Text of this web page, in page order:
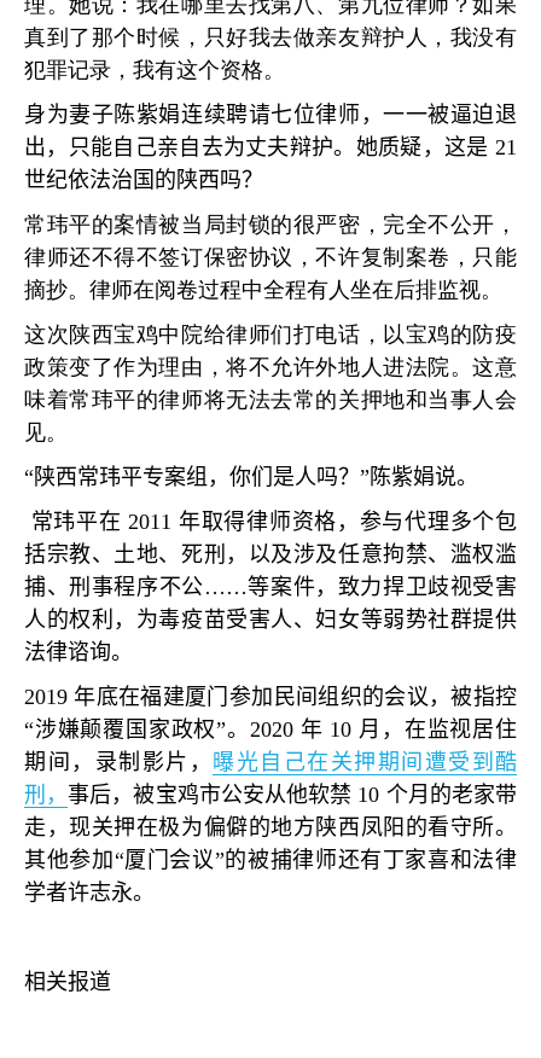
理。她说：我在哪里去找第八、第九位律师？如果
真到了那个时候，只好我去做亲友辩护人，我没有
犯罪记录，我有这个资格。
身为妻子陈紫娟连续聘请七位律师，一一被逼迫退
出，只能自己亲自去为丈夫辩护。她质疑，这是 21
世纪依法治国的陕西吗？
常玮平的案情被当局封锁的很严密，完全不公开，
律师还不得不签订保密协议，不许复制案卷，只能
摘抄。律师在阅卷过程中全程有人坐在后排监视。
这次陕西宝鸡中院给律师们打电话，以宝鸡的防疫
政策变了作为理由，将不允许外地人进法院。这意
味着常玮平的律师将无法去常的关押地和当事人会
见。
“陕西常玮平专案组，你们是人吗？ ” 陈紫娟说。
常玮平在 2011年取得律师资格，参与代理多个包
括宗教、土地、死刑，以及涉及任意拘禁、滥权滥
捕、刑事程序不公 ……等案件，致力捍卫歧视受害
人的权利，为毒疫苗受害人、妇女等弱势社群提供
法律谘询。
2019年底在福建厦门参加民间组织的会议，被指控
“涉嫌颠覆国家政权”。 2020 年 10 月，在监视居住
期间，录制影片， 曝光自己在关押期间遭受到酷
刑，事后，被宝鸡市公安从他软禁 10 个月的老家带
走，现关押在极为偏僻的地方陕西凤阳的看守所。
其他参加 “厦门会议”的被捕律师还有丁家喜和法律
学者许志永。
相关报道